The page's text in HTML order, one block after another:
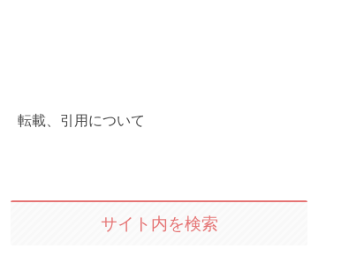
転載、引用について
サイト内を検索